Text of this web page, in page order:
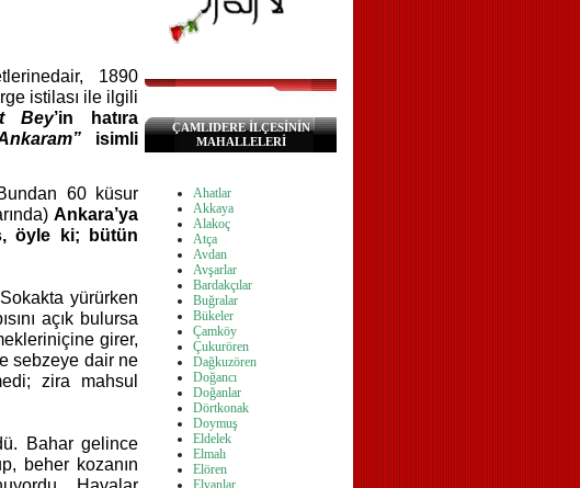
dair, 1890
istilası ile ilgili
Bey’in hatıra
isimli
60 küsur
Ankara’ya
öyle ki; bütün
Sokakta yürürken
açık bulursa
içine girer,
sebzeye dair ne
zira mahsul
Bahar gelince
beher kozanın
ÇAMLIDERE İLÇESİNİN
MAHALLELERİ
Ahatlar
Akkaya
Alakoç
Atça
Avdan
Avşarlar
Bardakçılar
Buğralar
Bükeler
Çamköy
Çukurören
Dağkuzören
Doğancı
Doğanlar
Dörtkonak
Doymuş
Eldelek
Elmalı
Elören
Elvanlar